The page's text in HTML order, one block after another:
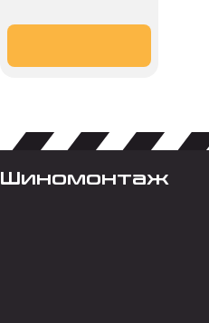
Шиномонтаж